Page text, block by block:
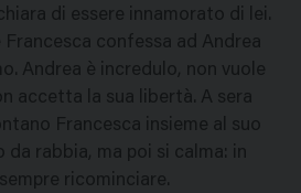
di essere innamorato di lei.
confessa ad Andrea
Andrea è incredulo, non vuole
accetta la sua libertà. A sera
Francesca insieme al suo
da rabbia, ma poi si calma: in
ricominciare.